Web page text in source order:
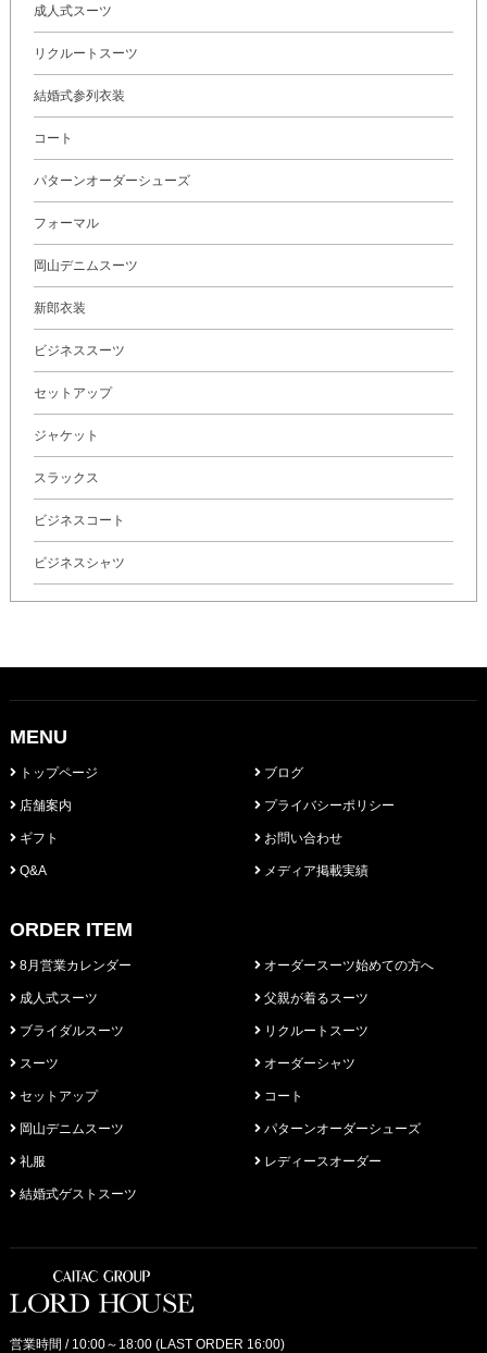
成人式スーツ
リクルートスーツ
結婚式参列衣装
コート
パターンオーダーシューズ
フォーマル
岡山デニムスーツ
新郎衣装
ビジネススーツ
セットアップ
ジャケット
スラックス
ビジネスコート
ビジネスシャツ
MENU
トップページ
店舗案内
ギフト
Q&A
ブログ
プライバシーポリシー
お問い合わせ
メディア掲載実績
ORDER ITEM
8月営業カレンダー
成人式スーツ
ブライダルスーツ
スーツ
セットアップ
岡山デニムスーツ
礼服
結婚式ゲストスーツ
オーダースーツ始めての方へ
父親が着るスーツ
リクルートスーツ
オーダーシャツ
コート
パターンオーダーシューズ
レディースオーダー
営業時間 / 10:00～18:00 (LAST ORDER 16:00)